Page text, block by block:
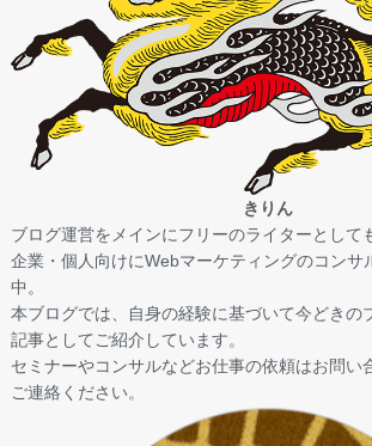
きりん
ブログ運営をメインにフリーのライターとして
企業・個人向けにWebマーケティングのコンサ
中。
本ブログでは、自身の経験に基づいて今どきの
記事としてご紹介しています。
セミナーやコンサルなどお仕事の依頼はお問い
ご連絡ください。